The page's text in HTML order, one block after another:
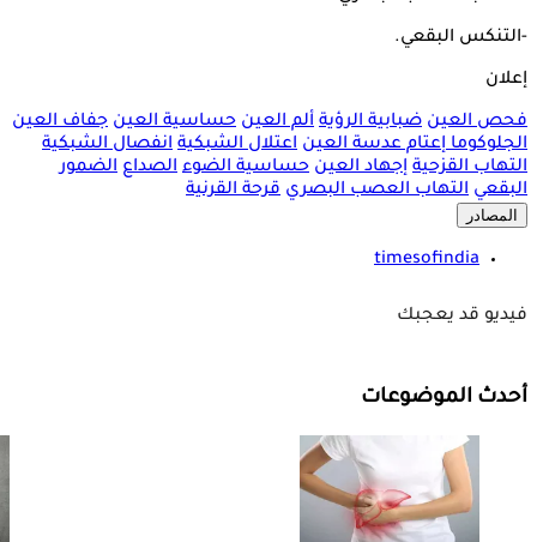
-التنكس البقعي.
إعلان
فحص العين ضبابية الرؤية ألم العين حساسية العين جفاف العين
الجلوكوماإعتام عدسة العين اعتلال الشبكية انفصال الشبكية
التهاب القزحية إجهاد العين حساسية الضوء الصداع الضمور
البقعي التهاب العصب البصري قرحة القرنية
المصادر
timesofindia
فيديو قد يعجبك
أحدث الموضوعات